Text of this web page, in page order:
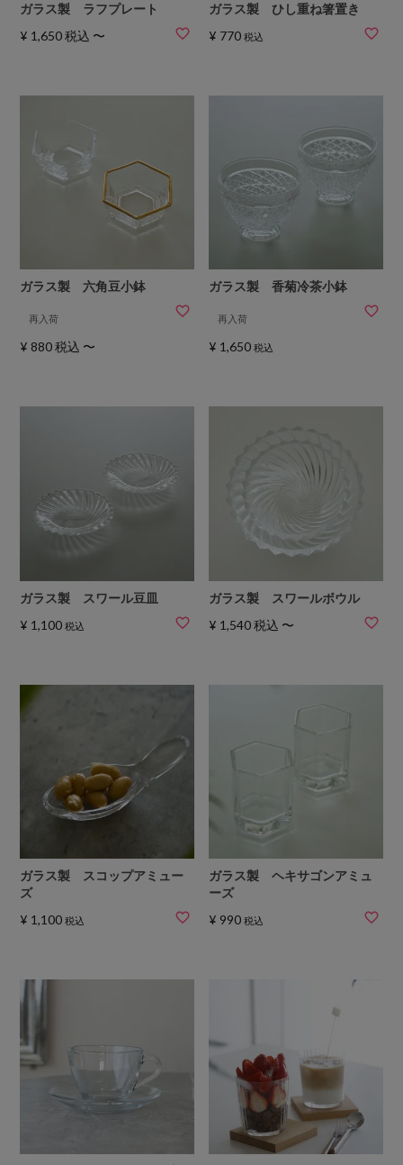
ガラス製 ラフプレート
¥ 1,650 税込 〜
ガラス製 ひし重ね箸置き
¥ 770 税込
ガラス製 六角豆小鉢
再入荷
¥ 880 税込 〜
ガラス製 香菊冷茶小鉢
再入荷
¥ 1,650 税込
ガラス製 スワール豆皿
¥ 1,100 税込
ガラス製 スワールボウル
¥ 1,540税込 〜
ガラス製 スコップアミュー
ズ
¥ 1,100 税込
ガラス製 ヘキサゴンアミュ
ーズ
¥ 990 税込